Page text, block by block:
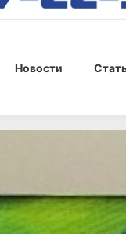
Новости